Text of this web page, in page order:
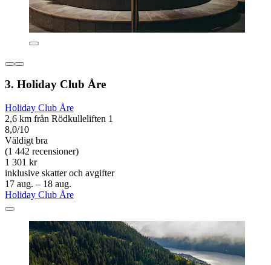
3. Holiday Club Åre
Holiday Club Åre
2,6 km från Rödkulleliften 1
8,0/10
Väldigt bra
(1 442 recensioner)
1 301 kr
inklusive skatter och avgifter
17 aug. – 18 aug.
Holiday Club Åre